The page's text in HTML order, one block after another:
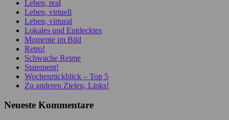
Leben, real
Leben, virtuell
Leben, virtural
Lokales und Entdecktes
Momente im Bild
Retro!
Schwache Reime
Statement!
Wochenrückblick – Top 5
Zu anderen Zielen, Links!
Neueste Kommentare